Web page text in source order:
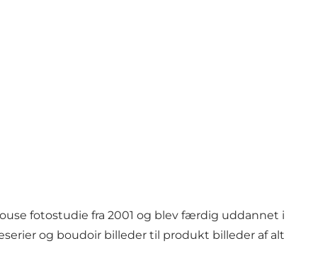
fotostudie fra 2001 og blev færdig uddannet i
og boudoir billeder til produkt billeder af alt